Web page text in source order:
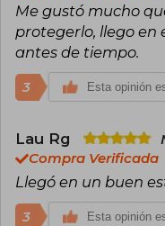
Me gustó mucho
protegerlo, llego en
antes de tiempo.
3 Esta opinión
Lau Rg
Compra Verificada
Llegó en un buen
3 Esta opinión